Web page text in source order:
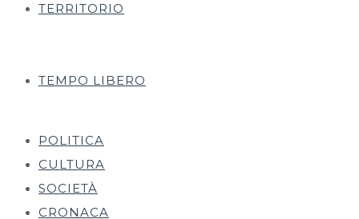
TERRITORIO
TEMPO LIBERO
POLITICA
CULTURA
SOCIETÀ
CRONACA